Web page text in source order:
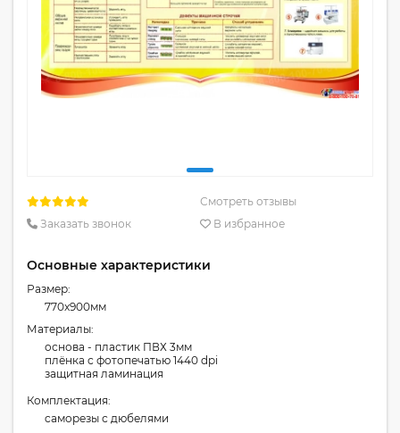
Смотреть отзывы
Заказать звонок
В избранное
Основные характеристики
Размер:
770x900мм
Материалы:
основа - пластик ПВХ 3мм
плёнка с фотопечатью 1440 dpi
защитная ламинация
Комплектация:
cаморезы с дюбелями